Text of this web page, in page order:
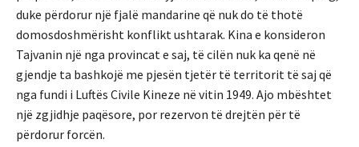
duke përdorur një fjalë mandarine që nuk do të thotë
domosdoshmërisht konflikt ushtarak. Kina e konsideron
Tajvanin një nga provincat e saj, të cilën nuk ka qenë në
gjendje ta bashkojë me pjesën tjetër të territorit të saj që
nga fundi i Luftës Civile Kineze në vitin 1949. Ajo mbështet
një zgjidhje paqësore, por rezervon të drejtën për të
përdorur forcën.